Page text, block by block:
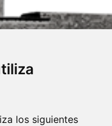
los siguientes